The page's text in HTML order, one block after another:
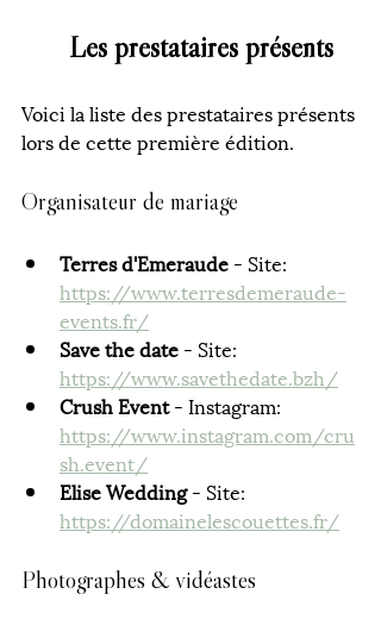
Les prestataires présents
Voici la liste des prestataires présents
lors de cette première édition.
Organisateur de mariage
Terres d'Emeraude - Site:
https://www.terresdemeraude-
events.fr/
Save the date - Site:
https://www.savethedate.bzh/
Crush Event - Instagram:
https://www.instagram.com/cru
sh.event/
Elise Wedding - Site:
https://domainelescouettes.fr/
Photographes & vidéastes